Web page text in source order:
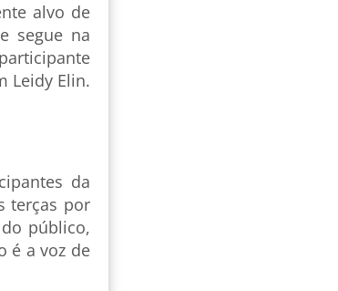
alvo de
segue na
Leidy Elin.
da
terças por
público,
é a voz de